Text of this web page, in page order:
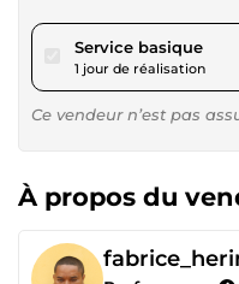
Service basiquepour
1 jour de réalisation
Ce vendeur n’est pas
À propos du